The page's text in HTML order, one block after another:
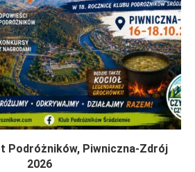
Podróżników, Piwniczna-Zdrój
2026